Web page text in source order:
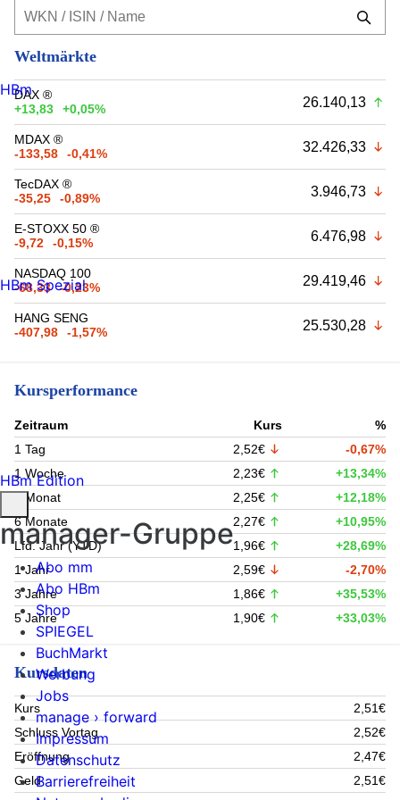
Weltmärkte
DAX ®
+13,83
+0,05% 26.140,13
MDAX ®
-133,58
-0,41% 32.426,33
TecDAX ®
-35,25
-0,89% 3.946,73
E-STOXX 50 ®
-9,72
-0,15% 6.476,98
NASDAQ 100
-68,33
-0,23% 29.419,46
HANG SENG
-407,98
-1,57% 25.530,28
Kursperformance
Zeitraum Kurs
%
1 Tag
2,52€
-0,67%
1 Woche
2,23€
+13,34%
1 Monat
2,25€
+12,18%
6 Monate
2,27€
+10,95%
Lfd. Jahr (YTD)
1,96€
+28,69%
1 Jahr
2,59€
-2,70%
3 Jahre
1,86€
+35,53%
5 Jahre
1,90€ +33,03%
Kursdaten
Kurs
2,51€
Schluss Vortag
2,52€
Eröffnung
2,47€
Geld
2,51€
HBm
HBm Spezial
HBm Edition
manager-Gruppe
Abo mm
Abo HBm
Shop
SPIEGEL
BuchMarkt
Werbung
Jobs
manage › forward
Impressum
Datenschutz
Barrierefreiheit